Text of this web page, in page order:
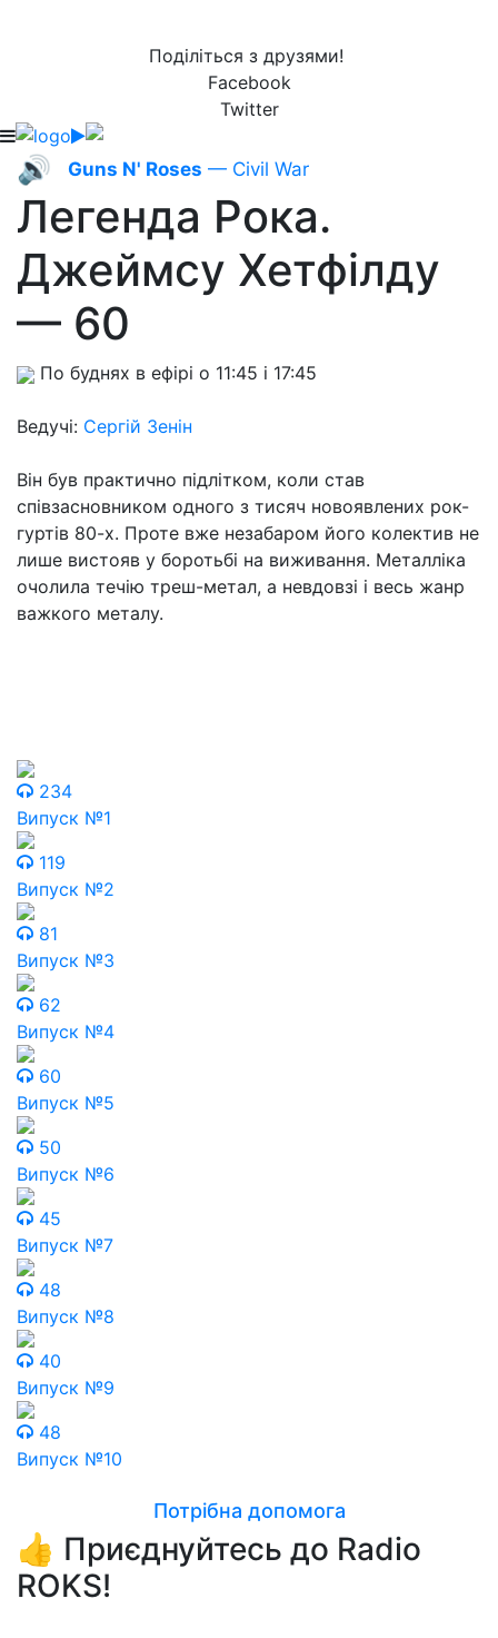
Поділіться з друзями!
Facebook
Twitter
🔊 Guns N' Roses — Civil War
Легенда Рока.
Джеймсу Хетфілду
— 60
По буднях в ефірі о 11:45 і 17:45
Ведучі: Сергій Зенін
Він був практично підлітком, коли став
співзасновником одного з тисяч новоявлених рок-
гуртів 80-х. Проте вже незабаром його колектив не
лише вистояв у боротьбі на виживання. Металліка
очолила течію треш-метал, а невдовзі і весь жанр
важкого металу.
234
Випуск №1
119
Випуск №2
81
Випуск №3
62
Випуск №4
60
Випуск №5
50
Випуск №6
45
Випуск №7
48
Випуск №8
40
Випуск №9
48
Випуск №10
Потрібна допомога
👍 Приєднуйтесь до Radio
ROKS!